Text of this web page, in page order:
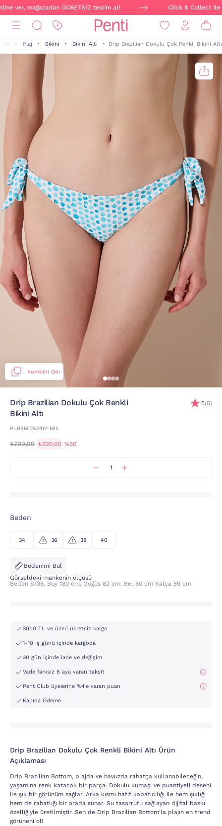
ver, mağazadan ÜCRETSİZ teslim al! Click & Collect ile
Plaj Bikini Bikini Altı Drip Brazilian Dokulu Çok Renkli Bikini Altı
Kombini Gör
Drip Brazilian Dokulu Çok Renkli
Bikini Altı
PL99MI2S24IY-MIX
5(5)
₺799,99 ₺320,00 %60
Beden
34 36 38 40
Bedenimi Bul
Görseldeki mankenin ölçüsü
Beden S/36, Boy 180 cm, Göğüs 82 cm, Bel 60 cm Kalça 89 cm
3000 TL ve üzeri ücretsiz kargo
1-10 iş günü içinde kargoda
30 gün içinde iade ve değişim
Vade farksız 6 aya varan taksit
PentiClub üyelerine %4'e varan puan
Kapıda Ödeme
Drip Brazilian Dokulu Çok Renkli Bikini Altı Ürün
Açıklaması
Drip Brazilian Bottom, plajda ve havuzda rahatça kullanabileceğin,
yaşamına renk katacak bir parça. Dokulu kumaşı ve puantiyeli deseni
ile şık bir görünüm sağlar. Arka kısmı hafif kapatıcılığı ile hem şıklığı
hem de rahatlığı bir arada sunar. Su tasarrufu sağlayan dijital baskı
özelliğiyle üretilmiştir. Sen de Drip Brazilian Bottom'la plajın en trend
görüneni ol!